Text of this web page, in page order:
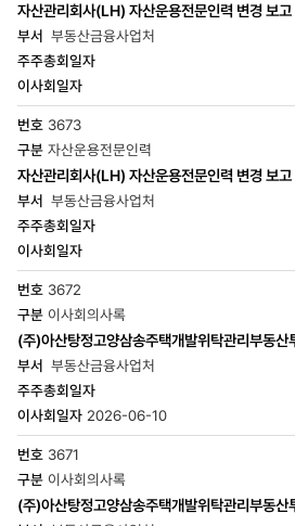
자산관리회사(LH) 자산운용전문인력 변경 보고
부동산금융사업처
3673
자산운용전문인력
자산관리회사(LH) 자산운용전문인력 변경 보고
부동산금융사업처
3672
이사회의사록
(주)아산탕정고양삼송주택개발위탁관리부동산
부동산금융사업처
2026-06-10
3671
이사회의사록
(주)아산탕정고양삼송주택개발위탁관리부동산